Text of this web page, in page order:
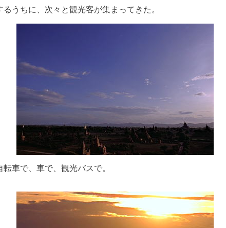
るうちに、次々と観光客が集まってきた。
転車で、車で、観光バスで。